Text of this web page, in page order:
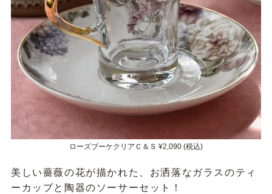
ローズブーケクリアＣ＆Ｓ ¥2,090 (税込)
美しい薔薇の花が描かれた、お洒落なガラスのティ
ーカップと陶器のソーサーセット！